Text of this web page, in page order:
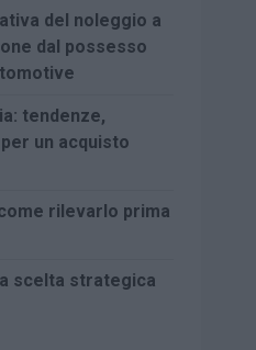
del noleggio a
dal possesso
tendenze,
un acquisto
rilevarlo prima
scelta strategica